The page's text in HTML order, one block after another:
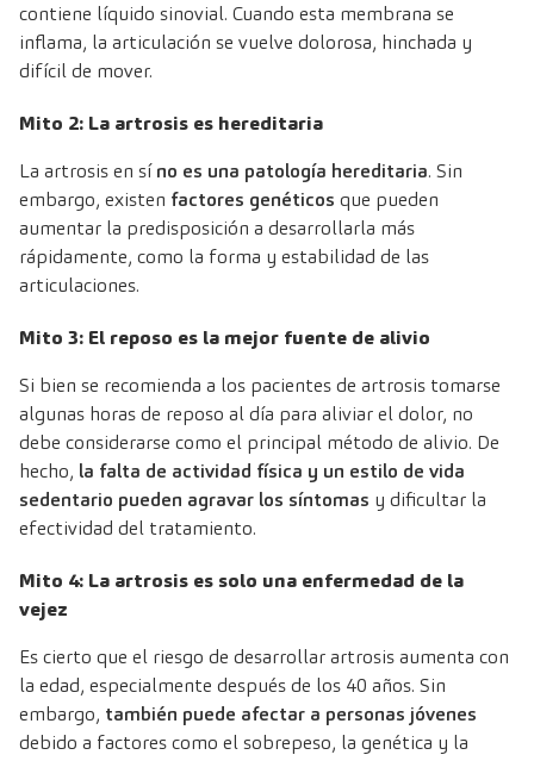
contiene líquido sinovial. Cuando esta membrana se
inflama, la articulación se vuelve dolorosa, hinchada y
difícil de mover.
Mito 2: La artrosis es hereditaria
La artrosis en síno es una patología hereditaria. Sin
embargo, existen factores genéticos que pueden
aumentar la predisposición a desarrollarla más
rápidamente, como la forma y estabilidad de las
articulaciones.
Mito 3: El reposo es la mejor fuente de alivio
Si bien se recomienda a los pacientes de artrosis tomarse
algunas horas de reposo al día para aliviar el dolor, no
debe considerarse como el principal método de alivio. De
hecho, la falta de actividad física y un estilo de vida
sedentario pueden agravar los síntomas y dificultar la
efectividad del tratamiento.
Mito 4: La artrosis es solo una enfermedad de la
vejez
Es cierto que el riesgo de desarrollar artrosis aumenta con
la edad, especialmente después de los 40 años. Sin
embargo, también puede afectar a personas jóvenes
debido a factores como el sobrepeso, la genética y la